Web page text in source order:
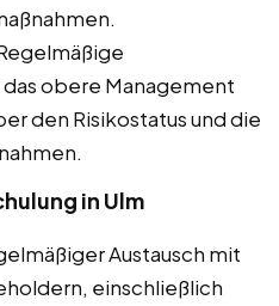
obere Management
den Risikostatus und die
in Ulm
Austausch mit
einschließlich